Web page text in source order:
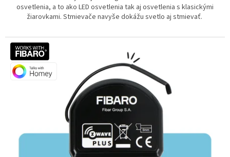
osvetlenia, a to ako LED osvetlenia tak aj osvetlenia s klasickými
žiarovkami. Stmievače navyše dokážu svetlo aj stmievať.